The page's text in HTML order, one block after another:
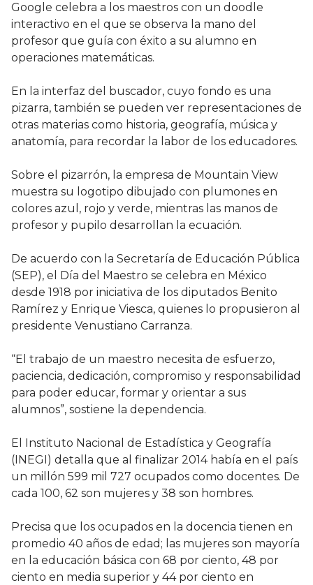
Google celebra a los maestros con un doodle
interactivo en el que se observa la mano del
profesor que guía con éxito a su alumno en
operaciones matemáticas.
En la interfaz del buscador, cuyo fondo es una
pizarra, también se pueden ver representaciones de
otras materias como historia, geografía, música y
anatomía, para recordar la labor de los educadores.
Sobre el pizarrón, la empresa de Mountain View
muestra su logotipo dibujado con plumones en
colores azul, rojo y verde, mientras las manos de
profesor y pupilo desarrollan la ecuación.
De acuerdo con la Secretaría de Educación Pública
(SEP), el Día del Maestro se celebra en México
desde 1918 por iniciativa de los diputados Benito
Ramírez y Enrique Viesca, quienes lo propusieron al
presidente Venustiano Carranza.
“El trabajo de un maestro necesita de esfuerzo,
paciencia, dedicación, compromiso y responsabilidad
para poder educar, formar y orientar a sus
alumnos”, sostiene la dependencia.
El Instituto Nacional de Estadística y Geografía
(INEGI) detalla que al finalizar 2014 había en el país
un millón 599 mil 727 ocupados como docentes. De
cada 100, 62 son mujeres y 38 son hombres.
Precisa que los ocupados en la docencia tienen en
promedio 40 años de edad; las mujeres son mayoría
en la educación básica con 68 por ciento, 48 por
ciento en media superior y 44 por ciento en